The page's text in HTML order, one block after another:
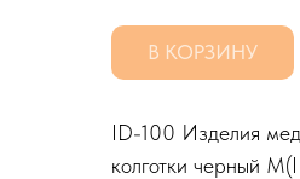
В КОРЗИНУ
ID-100 Изделия
колготки черный